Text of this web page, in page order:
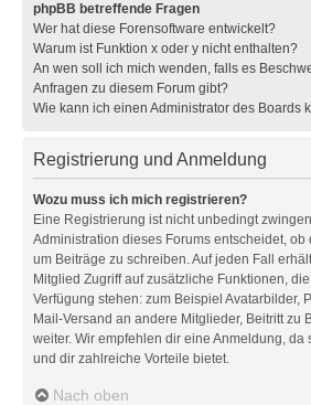
phpBB betreffende Fragen
Wer hat diese Forensoftware entwickelt?
Warum ist Funktion x oder y nicht enthalten?
An wen soll ich mich wenden, falls es
Anfragen zu diesem Forum gibt?
Wie kann ich einen Administrator des Boards
Registrierung und Anmeldung
Wozu muss ich mich registrieren?
Eine Registrierung ist nicht unbedingt
Administration dieses Forums entscheidet, ob
um Beiträge zu schreiben. Auf jeden Fall
Mitglied Zugriff auf zusätzliche Funktionen,
Verfügung stehen: zum Beispiel Avatarbilder,
Mail-Versand an andere Mitglieder, Beitritt zu
weiter. Wir empfehlen dir eine Anmeldung, da
und dir zahlreiche Vorteile bietet.
Nach oben